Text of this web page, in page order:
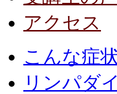
アクセス
こんな症
リンパダ